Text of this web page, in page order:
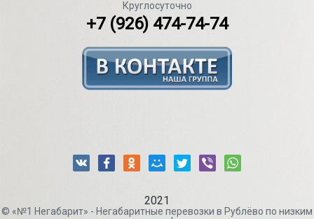
Круглосуточно
+7 (926) 474-74-74
2021
© «№1 Негабарит» - Негабаритные перевозки в Рублёво по низким